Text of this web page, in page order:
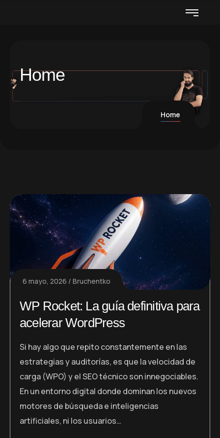
Home
Home
6 mayo, 2026 Bruchentko
WP Rocket: La guía definitiva para
acelerar WordPress
Si hay algo que repito constantemente en las
estrategias y auditorías, es que la velocidad de
carga (WPO) y el SEO técnico son innegociables.
En un entorno digital donde dominan los nuevos
motores de búsqueda e inteligencias
artificiales, ni los usuarios…